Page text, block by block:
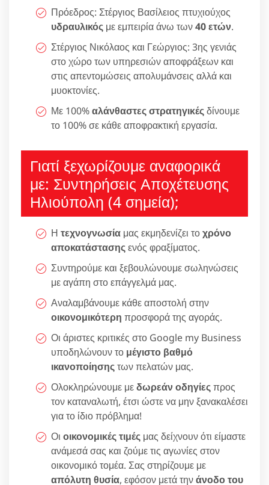
Πρόεδρος: Στέργιος Βασίλειος πτυχιούχος
υδραυλικός με εμπειρία άνω των40 ετών.
Στέργιος Νικόλαος και Γεώργιος: 3ης γενιάς
στο χώρο των υπηρεσιών αποφράξεων και
στις απεντομώσεις απολυμάνσεις αλλά και
μυοκτονίες.
Με 100%αλάνθαστες στρατηγικέςδίνουμε
το 100% σε κάθε αποφρακτική εργασία.
Γιατί ξεχωρίζουμε αναφορικά
με: Συντηρήσεις Αποχέτευσης
Ηλιούπολη (4 σημεία);
Η τεχνογνωσία μας εκμηδενίζει τοχρόνο
αποκατάστασηςενός φραξίματος.
Συντηρούμε και ξεβουλώνουμε σωληνώσεις
με αγάπη στο επάγγελμά μας.
Αναλαμβάνουμε κάθε αποστολή στην
οικονομικότερη προσφορά της αγοράς.
Οι άριστες κριτικές στο Google my Business
υποδηλώνουν το μέγιστο βαθμό
ικανοποίησηςτων πελατών μας.
Ολοκληρώνουμε μεδωρεάν οδηγίεςπρος
τον καταναλωτή, έτσι ώστε να μην ξανακαλέσει
για το ίδιο πρόβλημα!
Οι οικονομικές τιμές μας δείχνουν ότι είμαστε
ανάμεσά σας και ζούμε τις αγωνίες στον
οικονομικό τομέα. Σας στηρίζουμε με
απόλυτη θυσία, εφόσον μετά τηνάνοδο του